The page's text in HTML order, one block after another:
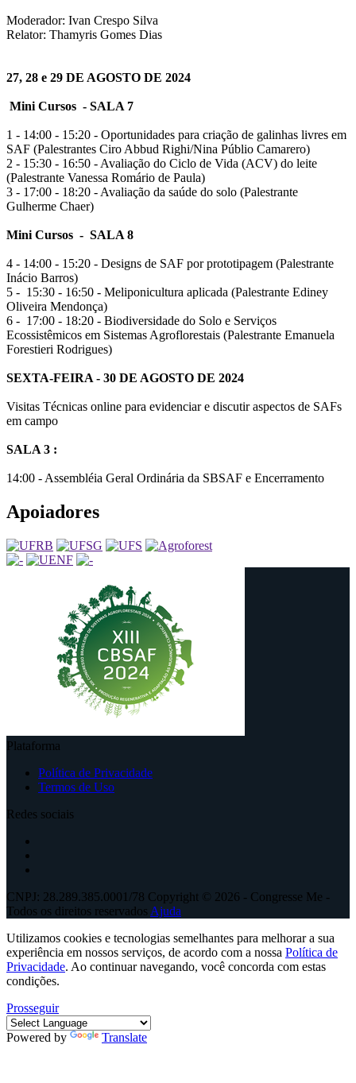
Moderador: Ivan Crespo Silva
Relator: Thamyris Gomes Dias
27, 28 e 29 DE AGOSTO DE 2024
Mini Cursos - SALA 7
1 - 14:00 - 15:20 - Oportunidades para criação de galinhas livres em
SAF (Palestrantes Ciro Abbud Righi/Nina Públio Camarero)
2 - 15:30 - 16:50 - Avaliação do Ciclo de Vida (ACV) do leite
(Palestrante Vanessa Romário de Paula)
3 - 17:00 - 18:20 - Avaliação da saúde do solo (Palestrante
Gulherme Chaer)
Mini Cursos - SALA 8
4 - 14:00 - 15:20 - Designs de SAF por prototipagem (Palestrante
Inácio Barros)
5 - 15:30 - 16:50 - Meliponicultura aplicada (Palestrante Ediney
Oliveira Mendonça)
6 - 17:00 - 18:20 - Biodiversidade do Solo e Serviços
Ecossistêmicos em Sistemas Agroflorestais (Palestrante Emanuela
Forestieri Rodrigues)
SEXTA-FEIRA - 30 DE AGOSTO DE 2024
Visitas Técnicas online para evidenciar e discutir aspectos de SAFs
em campo
SALA 3 :
14:00 - Assembléia Geral Ordinária da SBSAF e Encerramento
Apoiadores
Plataforma
Política de Privacidade
Termos de Uso
Redes sociais
CNPJ: 28.289.385.0001/78 Copyright © 2026 - Congresse Me -
Todos os direitos reservados Ajuda
Utilizamos cookies e tecnologias semelhantes para melhorar a sua
experiência em nossos serviços, de acordo com a nossa Política de
Privacidade. Ao continuar navegando, você concorda com estas
condições.
Prosseguir
Powered by Translate